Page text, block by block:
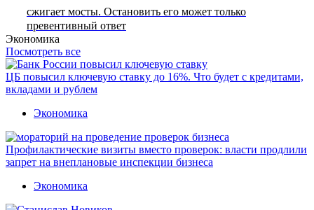
сжигает мосты. Остановить его может только
превентивный ответ
Экономика
Посмотреть все
ЦБ повысил ключевую ставку до 16%. Что будет с кредитами,
вкладами и рублем
Экономика
Профилактические визиты вместо проверок: власти продлили
запрет на внеплановые инспекции бизнеса
Экономика